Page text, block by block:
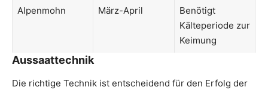
Alpenmohn März-April
Benötigt
Kälteperiode zur
Keimung
Aussaattechnik
Die richtige Technik ist entscheidend für den Erfolg der